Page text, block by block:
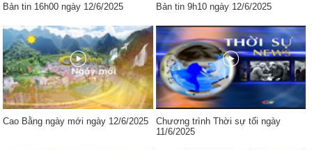
Bản tin 16h00 ngày 12/6/2025 Bản tin 9h10 ngày 12/6/2025
Cao Bằng ngày mới ngày 12/6/2025
Chương trình Thời sự tối ngày
11/6/2025